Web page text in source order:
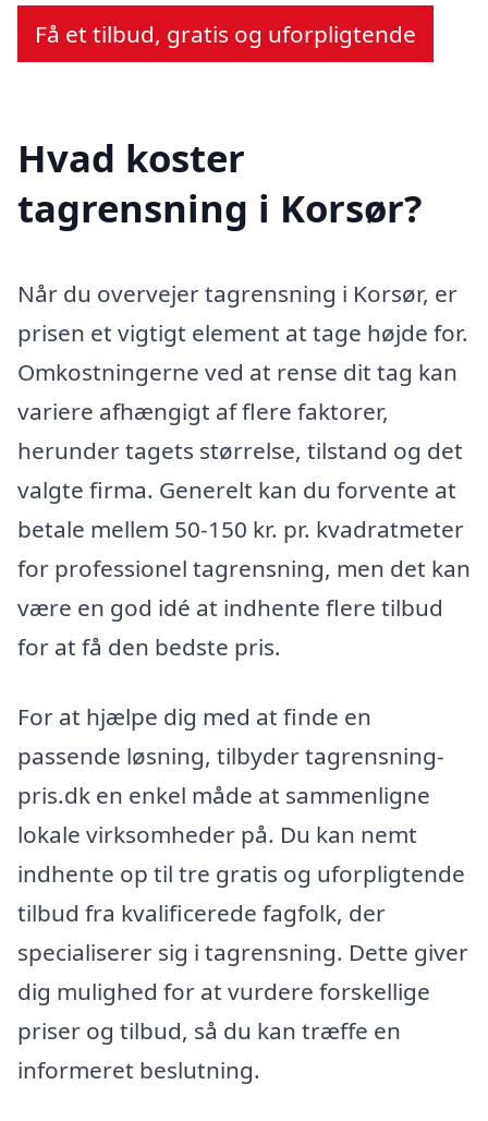
Få et tilbud, gratis og uforpligtende
Hvad koster
tagrensning i Korsør?
Når du overvejer tagrensning i Korsør, er
prisen et vigtigt element at tage højde for.
Omkostningerne ved at rense dit tag kan
variere afhængigt af flere faktorer,
herunder tagets størrelse, tilstand og det
valgte firma. Generelt kan du forvente at
betale mellem 50-150 kr. pr. kvadratmeter
for professionel tagrensning, men det kan
være en god idé at indhente flere tilbud
for at få den bedste pris.
For at hjælpe dig med at finde en
passende løsning, tilbyder tagrensning-
pris.dk en enkel måde at sammenligne
lokale virksomheder på. Du kan nemt
indhente op til tre gratis og uforpligtende
tilbud fra kvalificerede fagfolk, der
specialiserer sig i tagrensning. Dette giver
dig mulighed for at vurdere forskellige
priser og tilbud, så du kan træffe en
informeret beslutning.